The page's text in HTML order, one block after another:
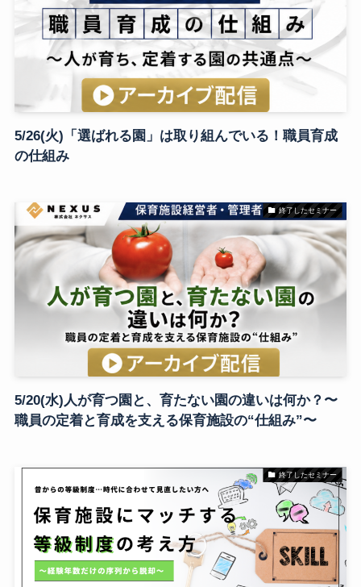
5/26(火)「選ばれる園」は取り組んでいる！職員育成
の仕組み
終了したセミナー
5/20(水)人が育つ園と、育たない園の違いは何か？〜
職員の定着と育成を支える保育施設の“仕組み”〜
終了したセミナー